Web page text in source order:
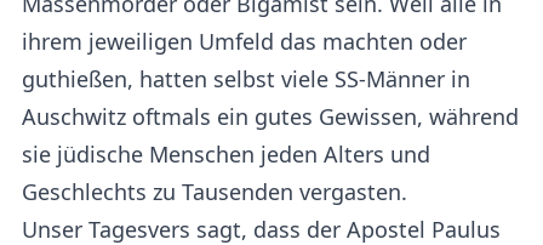
ihrem jeweiligen Umfeld das machten oder
guthießen, hatten selbst viele SS-Männer in
Auschwitz oftmals ein gutes Gewissen, während
sie jüdische Menschen jeden Alters und
Geschlechts zu Tausenden vergasten.
Unser Tagesvers sagt, dass der Apostel Paulus